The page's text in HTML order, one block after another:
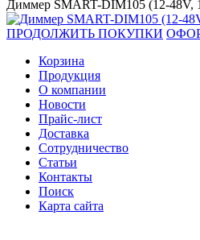
Диммер SMART-DIM105 (12-48V,
ПРОДОЛЖИТЬ ПОКУПКИ
Корзина
Продукция
О компании
Новости
Прайс-лист
Доставка
Сотрудничество
Статьи
Контакты
Поиск
Карта сайта